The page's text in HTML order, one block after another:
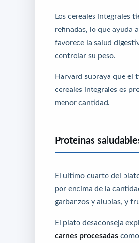
Los cereales integrales
refinadas, lo que ayuda
favorece la salud
controlar su peso.
Harvard subraya que el
cereales integrales es
menor cantidad.
Proteinas
El ultimo cuarto del
por encima de la
garbanzos y alubias, y
El plato desaconseja
carnes procesadas